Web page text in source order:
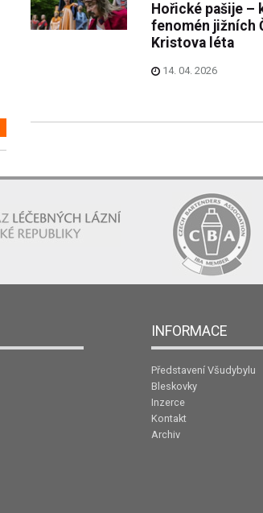
Hořické pašije –
fenomén jižních
Kristova léta
14. 04. 2026
INFORMACE
Představení Všudybylu
Bleskovky
Inzerce
Kontakt
Archiv